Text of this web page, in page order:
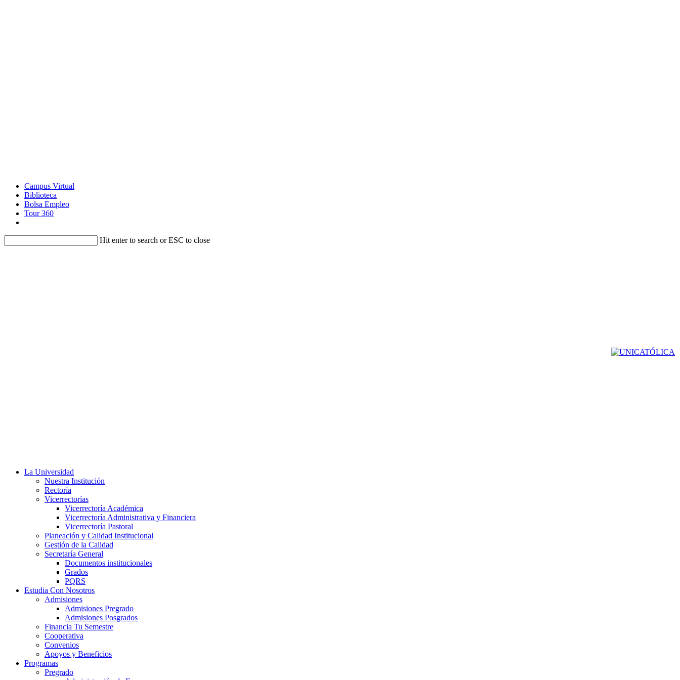
Campus Virtual
Biblioteca
Bolsa Empleo
Tour 360
Hit enter to search or ESC to close
La Universidad
Nuestra Institución
Rectoría
Vicerrectorías
Vicerrectoría Académica
Vicerrectoría Administrativa y Financiera
Vicerrectoría Pastoral
Planeación y Calidad Institucional
Gestión de la Calidad
Secretaría General
Documentos institucionales
Grados
PQRS
Estudia Con Nosotros
Admisiones
Admisiones Pregrado
Admisiones Posgrados
Financia Tu Semestre
Cooperativa
Convenios
Apoyos y Beneficios
Programas
Pregrado